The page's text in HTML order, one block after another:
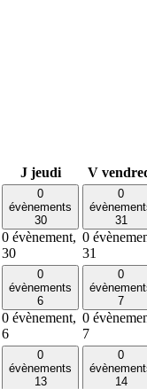
J jeudi V
0
évènements
30
0 évènement,
30
0
31
0
31
0
évènements
6
0 évènement,
6
0
7
0
7
0
évènements
13
0
14